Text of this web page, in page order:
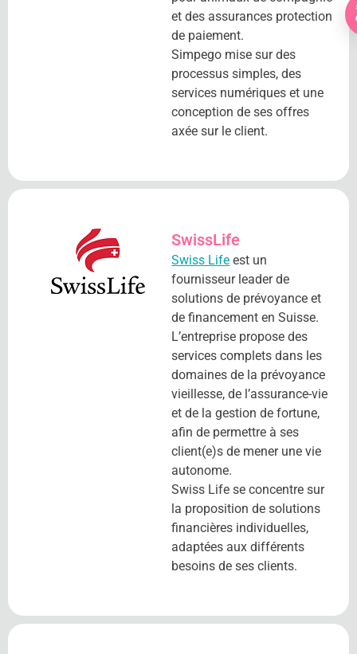
et des assurances protection
de paiement.
Simpego mise sur des
processus simples, des
services numériques et une
conception de ses offres
axée sur le client.
SwissLife
Swiss Life est un
fournisseur leader de
solutions de prévoyance et
de financement en Suisse.
L’entreprise propose des
services complets dans les
domaines de la prévoyance
vieillesse, de l’assurance-vie
et de la gestion de fortune,
afin de permettre à ses
client(e)s de mener une vie
autonome.
Swiss Life se concentre sur
la proposition de solutions
financières individuelles,
adaptées aux différents
besoins de ses clients.